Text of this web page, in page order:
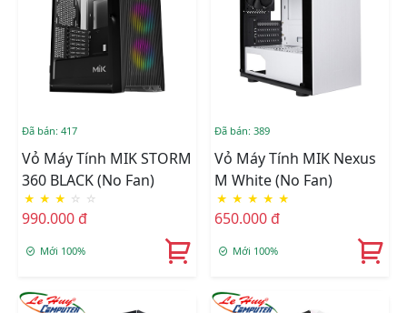
Đã bán: 417
Vỏ Máy Tính MIK STORM
360 BLACK (No Fan)
★ ★ ★ ☆ ☆
990.000 đ
Mới 100%
Đã bán: 389
Vỏ Máy Tính MIK Nexus
M White (No Fan)
★ ★ ★ ★ ★
650.000 đ
Mới 100%